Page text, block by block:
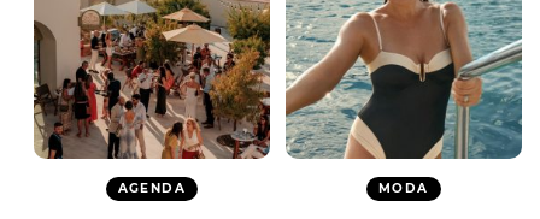
AGENDA MODA